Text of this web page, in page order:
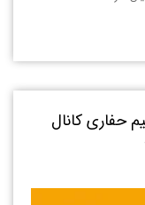
حفاری کانال